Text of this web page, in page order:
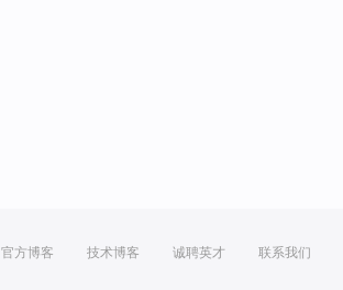
官方博客 技术博客 诚聘英才 联系我们